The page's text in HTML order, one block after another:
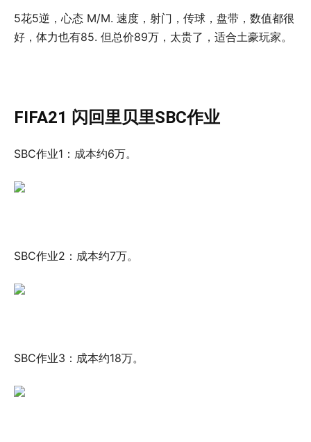
5花5逆，心态 M/M. 速度，射门，传球，盘带，数值都很
好，体力也有85. 但总价89万，太贵了，适合土豪玩家。
FIFA21 闪回里贝里SBC作业
SBC作业1：成本约6万。
SBC作业2：成本约7万。
SBC作业3：成本约18万。